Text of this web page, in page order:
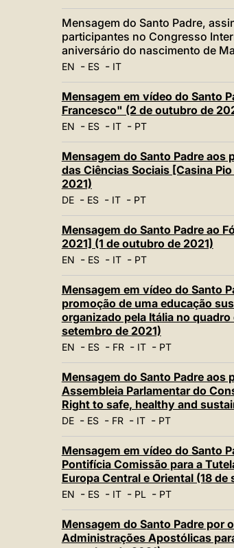
Mensagem do Santo Padre,
participantes no Congresso
aniversário do nascimento de
EN - ES- IT
Mensagem em vídeo do Santo
Francesco" (2 de outubro de
EN - ES- IT- PT
Mensagem do Santo Padre
das Ciências Sociais [Casina
2021)
DE- ES- IT- PT
Mensagem do Santo Padre ao
2021] (1 de outubro de 2021)
EN - ES- IT- PT
Mensagem em vídeo do Santo
promoção de uma educação
organizado pela Itália no
setembro de 2021)
EN - ES- FR- IT- PT
Mensagem do Santo Padre
Assembleia Parlamentar do
Right to safe, healthy and
DE- ES- FR- IT- PT
Mensagem em vídeo do Santo
Pontifícia Comissão para a
Europa Central e Oriental (18 de
EN - ES- IT- PL- PT
Mensagem do Santo Padre por
Administrações Apostólicas